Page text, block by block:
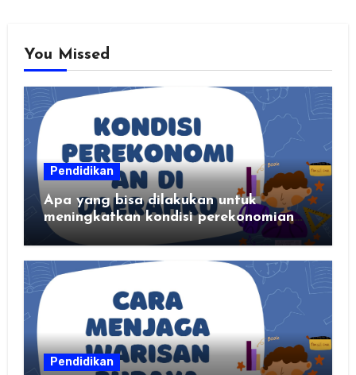
You Missed
Pendidikan
Apa yang bisa dilakukan untuk
meningkatkan kondisi perekonomian
daerahku?
Pendidikan